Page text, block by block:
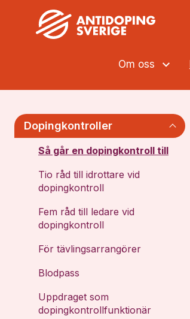
Om oss
Dopingkontroller
Så går en dopingkontroll till
Tio råd till idrottare vid
dopingkontroll
Fem råd till ledare vid
dopingkontroll
För tävlingsarrangörer
Blodpass
Uppdraget som
dopingkontrollfunktionär